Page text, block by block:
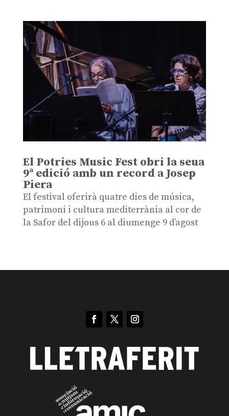
El Potries Music Fest obri la seua
9ª edició amb un record a Josep
Piera
El festival oferirà quatre dies de música,
patrimoni i cultura mediterrània al cor de
la Safor del dijous 6 al diumenge 9 d’agost